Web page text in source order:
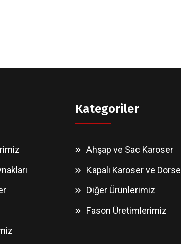
Kategoriler
Ahşap ve Sac Karoser
Kapalı Karoser ve Dorse
Diğer Ürünlerimiz
Fason Üretimlerimiz